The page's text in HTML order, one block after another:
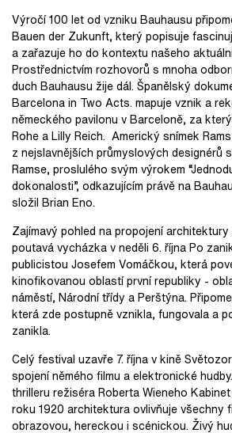
Výročí 100 let od vzniku Bauhausu
Bauen der Zukunft, který popisuje
a zařazuje ho do kontextu našeho
Prostřednictvím rozhovorů s mnoha
duch Bauhausu žije dál. Španělský
Barcelona in Two Acts. mapuje vznik a
německého pavilonu v Barceloně, za
Rohe a Lilly Reich. Americký snímek
z nejslavnějších průmyslových designérů
Ramse, proslulého svým výrokem
dokonalosti”, odkazujícím právě na
složil Brian Eno.
Zajímavý pohled na propojení architektury
poutavá vycházka v neděli 6. října Po
publicistou Josefem Vomáčkou, která
kinofikovanou oblastí první republiky -
náměstí, Národní třídy a Perštýna.
která zde postupně vznikla, fungovala a
zanikla.
Celý festival uzavře 7. října v kině
spojení němého filmu a elektronické
thrilleru režiséra Roberta Wieneho
roku 1920 architektura ovlivňuje všechny
obrazovou, hereckou i scénickou. Živý